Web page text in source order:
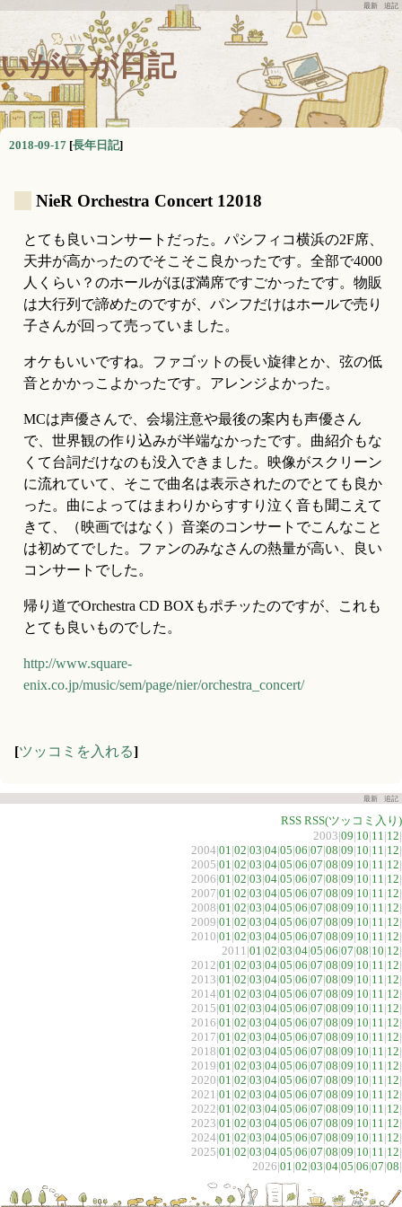
最新 追記
いがいが日記
2018-09-17 [長年日記]
NieR Orchestra Concert 12018
とても良いコンサートだった。パシフィコ横浜の2F席、
天井が高かったのでそこそこ良かったです。全部で4000
人くらい？のホールがほぼ満席ですごかったです。物販
は大行列で諦めたのですが、パンフだけはホールで売り
子さんが回って売っていました。
オケもいいですね。ファゴットの長い旋律とか、弦の低
音とかかっこよかったです。アレンジよかった。
MCは声優さんで、会場注意や最後の案内も声優さん
で、世界観の作り込みが半端なかったです。曲紹介もな
くて台詞だけなのも没入できました。映像がスクリーン
に流れていて、そこで曲名は表示されたのでとても良か
った。曲によってはまわりからすすり泣く音も聞こえて
きて、（映画ではなく）音楽のコンサートでこんなこと
は初めてでした。ファンのみなさんの熱量が高い、良い
コンサートでした。
帰り道でOrchestra CD BOXもポチッたのですが、これも
とても良いものでした。
http://www.square-
enix.co.jp/music/sem/page/nier/orchestra_concert/
[ツッコミを入れる]
最新 追記
RSS RSS(ツッコミ入り)
2003|09|10|11 |12|
2004|01 |02|03|04|05|06|07|08|09|10|11 |12|
2005|01 |02|03|04|05|06|07|08|09|10|11 |12|
2006|01 |02|03|04|05|06|07|08|09|10|11 |12|
2007|01 |02|03|04|05|06|07|08|09|10|11 |12|
2008|01 |02|03|04|05|06|07|08|09|10|11 |12|
2009|01 |02|03|04|05|06|07|08|09|10|11 |12|
2010|01 |02|03|04|05|06|07|08|09|10|11 |12|
2011|01 |02|03|04|05|06|07|08|10|12|
2012|01 |02|03|04|05|06|07|08|09|10|11 |12|
2013|01 |02|03|04|05|06|07|08|09|10|11 |12|
2014|01 |02|03|04|05|06|07|08|09|10|11 |12|
2015|01 |02|03|04|05|06|07|08|09|10|11 |12|
2016|01 |02|03|04|05|06|07|08|09|10|11 |12|
2017|01 |02|03|04|05|06|07|08|09|10|11 |12|
2018|01 |02|03|04|05|06|07|08|09|10|11 |12|
2019|01 |02|03|04|05|06|07|08|09|10|11 |12|
2020|01 |02|03|04|05|06|07|08|09|10|11 |12|
2021|01 |02|03|04|05|06|07|08|09|10|11 |12|
2022|01 |02|03|04|05|06|07|08|09|10|11 |12|
2023|01 |02|03|04|05|06|07|08|09|10|11 |12|
2024|01 |02|03|04|05|06|07|08|09|10|11 |12|
2025|01 |02|03|04|05|06|07|08|09|10|11 |12|
2026|01 |02|03|04|05|06|07|08|